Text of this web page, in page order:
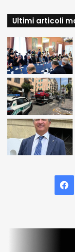
Ultimi articoli